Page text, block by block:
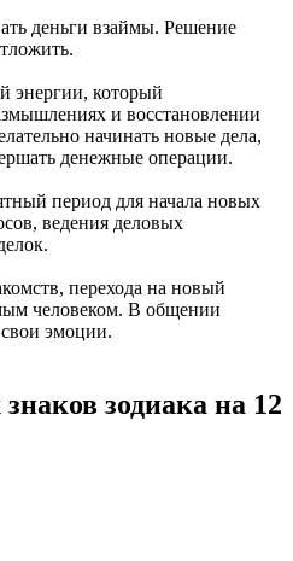
деньги взаймы. Решение
энергии, который
и восстановлении
начинать новые дела,
денежные операции.
период для начала новых
ведения деловых
перехода на новый
человеком. В общении
эмоции.
зодиака на 12